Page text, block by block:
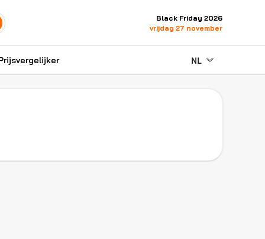
Black Friday 2026
vrijdag 27 november
NL